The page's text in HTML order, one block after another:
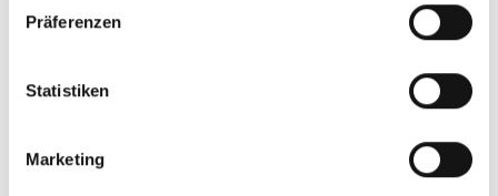
Präferenzen
Statistiken
Marketing